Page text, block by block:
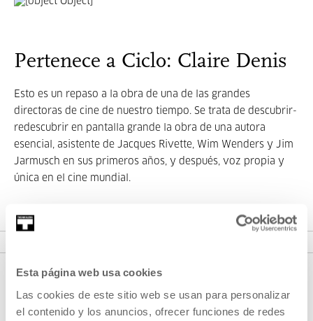
Esta página web usa cookies
Las cookies de este sitio web se usan para personalizar
el contenido y los anuncios, ofrecer funciones de redes
Pertenece a Ciclo: Claire Denis
Esto es un repaso a la obra de una de las grandes
directoras de cine de nuestro tiempo. Se trata de descubrir-
redescubrir en pantalla grande la obra de una autora
esencial, asistente de Jacques Rivette, Wim Wenders y Jim
Jarmusch en sus primeros años, y después, voz propia y
única en el cine mundial.
VER CICLO